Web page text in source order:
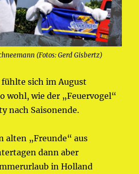
(Fotos: Gerd Gisbertz)
sich im August
wohl, wie der „Feuervogel“
nach Saisonende.
alten „Freunde“ aus
dann aber
in Holland